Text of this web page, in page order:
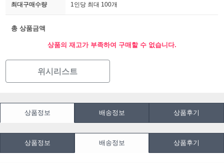
최대구매수량 1인당 최대 100개
총 상품금액
상품의 재고가 부족하여 구매할 수 없습니다.
위시리스트
상품정보 배송정보 상품후기
상품정보 배송정보 상품후기